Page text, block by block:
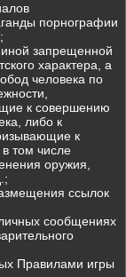
порнографии
запрещенной
характера, а
человека по
к совершению
либо к
к
том числе
оружия,
ссылок
сообщениях
Правилами игры